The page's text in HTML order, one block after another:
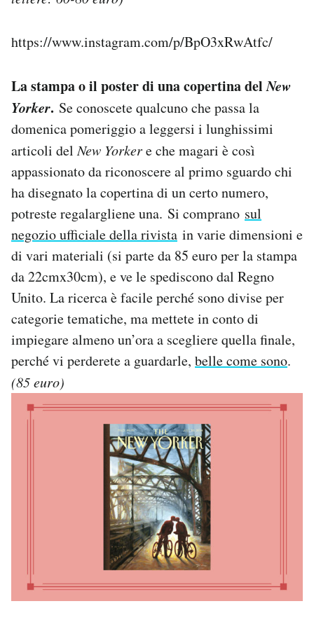
https://www.instagram.com/p/BpO3xRwAtfc/
La stampa o il poster di una copertina delNew
Yorker. Se conoscete qualcuno che passa la
domenica pomeriggio a leggersi i lunghissimi
articoli delNew Yorkere che magari è così
appassionato da riconoscere al primo sguardo chi
ha disegnato la copertina di un certo numero,
potreste regalargliene una. Si comprano sul
negozio ufficiale della rivista in varie dimensioni e
di vari materiali (si parte da 85 euro per la stampa
da 22cmx30cm), e ve le spediscono dal Regno
Unito. La ricerca è facile perché sono divise per
categorie tematiche, ma mettete in conto di
impiegare almeno un’ora a scegliere quella finale,
perché vi perderete a guardarle, belle come sono.
(85 euro)